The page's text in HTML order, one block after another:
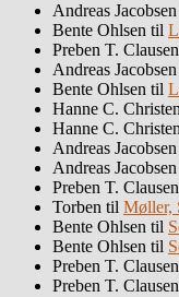
Andreas Jacobsen
Bente Ohlsen til
Preben T. Clausen
Andreas Jacobsen
Bente Ohlsen til
Hanne C.
Hanne C.
Andreas Jacobsen
Andreas Jacobsen
Preben T. Clausen
Torben til Møller,
Bente Ohlsen til
Bente Ohlsen til
Preben T. Clausen
Preben T. Clausen